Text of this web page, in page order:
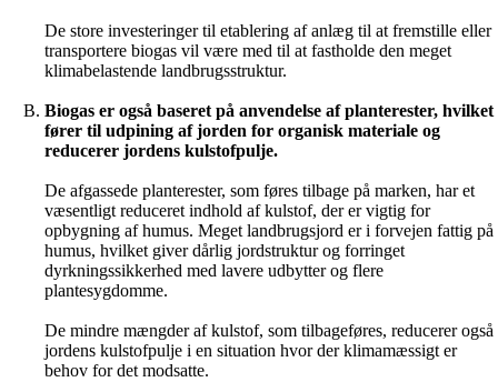
De store investeringer til etablering af anlæg til at fremstille eller
transportere biogas vil være med til at fastholde den meget
klimabelastende landbrugsstruktur.
Biogas er også baseret på anvendelse af planterester, hvilket
fører til udpining af jorden for organisk materiale og
reducerer jordens kulstofpulje.
De afgassede planterester, som føres tilbage på marken, har et
væsentligt reduceret indhold af kulstof, der er vigtig for
opbygning af humus. Meget landbrugsjord er i forvejen fattig på
humus, hvilket giver dårlig jordstruktur og forringet
dyrkningssikkerhed med lavere udbytter og flere
plantesygdomme.
De mindre mængder af kulstof, som tilbageføres, reducerer også
jordens kulstofpulje i en situation hvor der klimamæssigt er
behov for det modsatte.